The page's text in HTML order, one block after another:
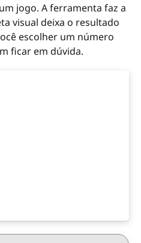
jogo. A ferramenta faz a
visual deixa o resultado
escolher um número
ficar em dúvida.